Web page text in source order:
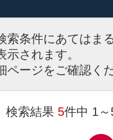
索条件にあてはま
されます。
ページをご確認く
検索結果 5件中 1